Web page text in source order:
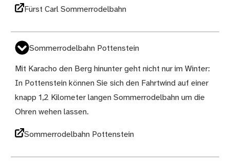
Fürst Carl Sommerrodelbahn
Sommerrodelbahn Pottenstein
Mit Karacho den Berg hinunter geht nicht nur im Winter:
In Pottenstein können Sie sich den Fahrtwind auf einer
knapp 1,2 Kilometer langen Sommerrodelbahn um die
Ohren wehen lassen.
Sommerrodelbahn Pottenstein